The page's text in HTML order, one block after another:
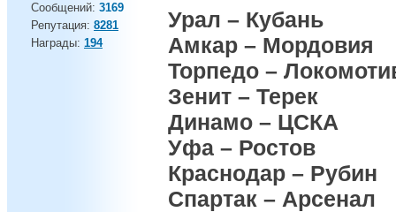
Сообщений: 3169
Репутация: 8281
Награды: 194
Урал – Кубань
Амкар – Мордовия
Торпедо –
Зенит – Терек
Динамо – ЦСКА
Уфа – Ростов
Краснодар – Рубин
Спартак – Арсенал